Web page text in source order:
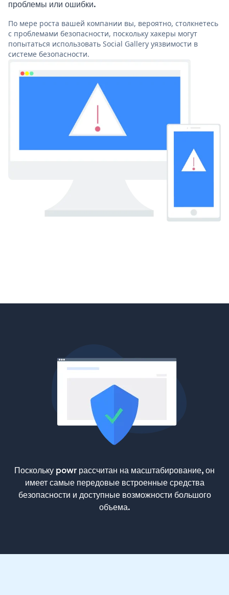
проблемы или ошибки.
По мере роста вашей компании вы, вероятно, столкнетесь
с проблемами безопасности, поскольку хакеры могут
попытаться использовать Social Gallery уязвимости в
системе безопасности.
Поскольку powr рассчитан на масштабирование, он
имеет самые передовые встроенные средства
безопасности и доступные возможности большого
объема.